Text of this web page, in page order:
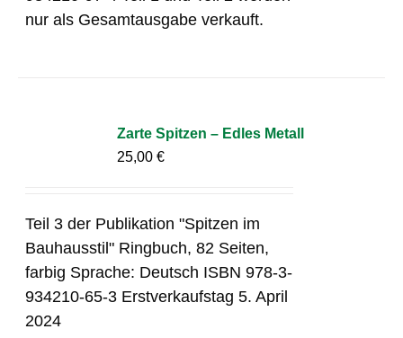
nur als Gesamtausgabe verkauft.
Zarte Spitzen – Edles Metall
25,00€
Teil 3 der Publikation "Spitzen im
Bauhausstil" Ringbuch, 82 Seiten,
farbig Sprache: Deutsch ISBN 978-3-
934210-65-3 Erstverkaufstag 5. April
2024